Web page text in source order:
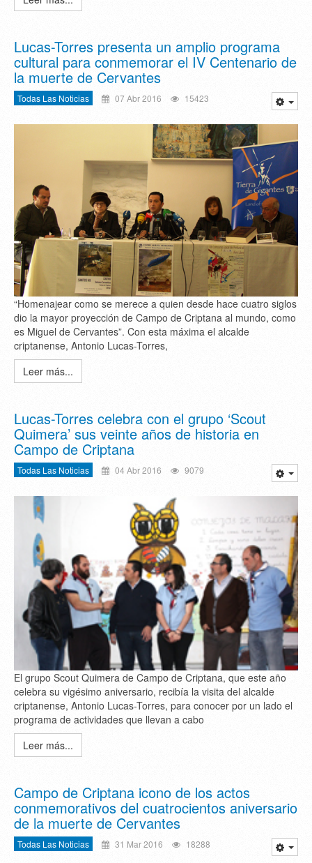
Lucas-Torres presenta un amplio programa
cultural para conmemorar el IV Centenario de
la muerte de Cervantes
Todas Las Noticias 07 Abr 2016 15423
“Homenajear como se merece a quien desde hace cuatro siglos
dio la mayor proyección de Campo de Criptana al mundo, como
es Miguel de Cervantes”. Con esta máxima el alcalde
criptanense, Antonio Lucas-Torres,
Leer más...
Lucas-Torres celebra con el grupo ‘Scout
Quimera’ sus veinte años de historia en
Campo de Criptana
Todas Las Noticias 04 Abr 2016 9079
El grupo Scout Quimera de Campo de Criptana, que este año
celebra su vigésimo aniversario, recibía la visita del alcalde
criptanense, Antonio Lucas-Torres, para conocer por un lado el
programa de actividades que llevan a cabo
Leer más...
Campo de Criptana icono de los actos
conmemorativos del cuatrocientos aniversario
de la muerte de Cervantes
Todas Las Noticias 31 Mar 2016 18288